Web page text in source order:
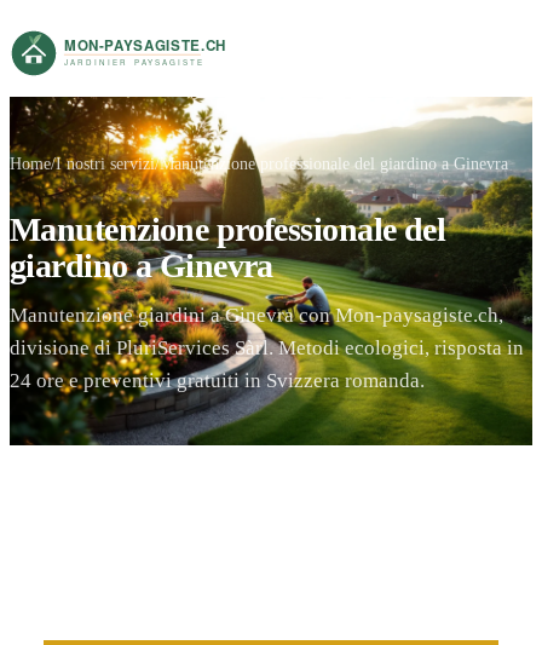
Home I nostri servizi Manutenzione professionale del giardino a Ginevra
Manutenzione professionale del
giardino a Ginevra
Manutenzione giardini a Ginevra con Mon-paysagiste.ch,
divisione di PluriServices Sàrl. Metodi ecologici, risposta in
24 ore e preventivi gratuiti in Svizzera romanda.